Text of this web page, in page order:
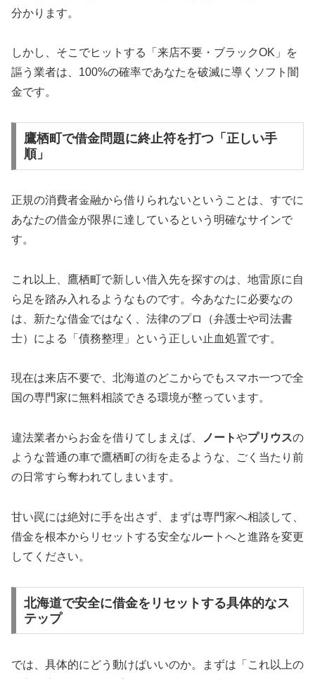
分かります。
しかし、そこでヒットする「来店不要・ブラックOK」を
謳う業者は、100%の確率であなたを破滅に導くソフト闇
金です。
鷹栖町で借金問題に終止符を打つ「正しい手
順」
正規の消費者金融から借りられないということは、すでに
あなたの借金が限界に達しているという明確なサインで
す。
これ以上、鷹栖町で新しい借入先を探すのは、地雷原に自
ら足を踏み入れるようなものです。今あなたに必要なの
は、新たな借金ではなく、法律のプロ（弁護士や司法書
士）による「債務整理」という正しい止血処置です。
現在は来店不要で、北海道のどこからでもスマホ一つで全
国の専門家に無料相談できる環境が整っています。
違法業者からお金を借りてしまえば、 ノートやプリウスの
ような普通の車で鷹栖町の街を走るような、ごく当たり前
の日常すら奪われてしまいます。
甘い罠には絶対に手を出さず、まずは専門家へ相談して、
借金を根本からリセットする安全なルートへと進路を変更
してください。
北海道で安全に借金をリセットする具体的なス
テップ
では、具体的にどう動けばいいのか。まずは「これ以上の